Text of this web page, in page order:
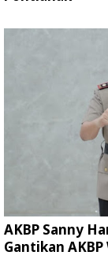
AKBP Sanny
Gantikan